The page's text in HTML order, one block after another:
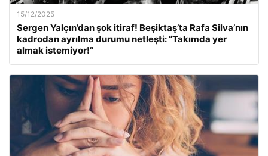
15/12/2025
Sergen Yalçın’dan şok itiraf! Beşiktaş’ta Rafa Silva’nın
kadrodan ayrılma durumu netleşti: “Takımda yer
almak istemiyor!”